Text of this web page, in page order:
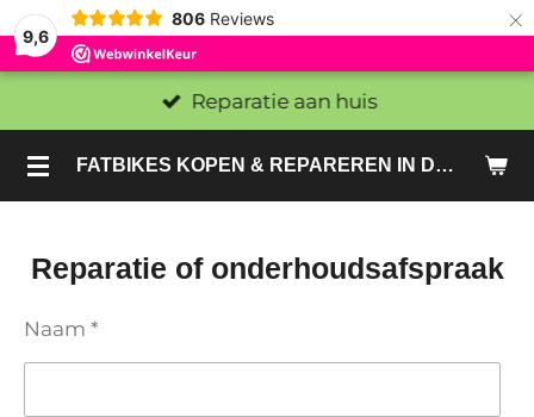
9,6
806 Reviews ×
FATBIKES KOPEN & REPAREREN IN DEN HAAG EN ZOETERMEER - SACHE BIKES
Reparatie aan huis
Reparatie of onderhoudsafspraak
Naam *